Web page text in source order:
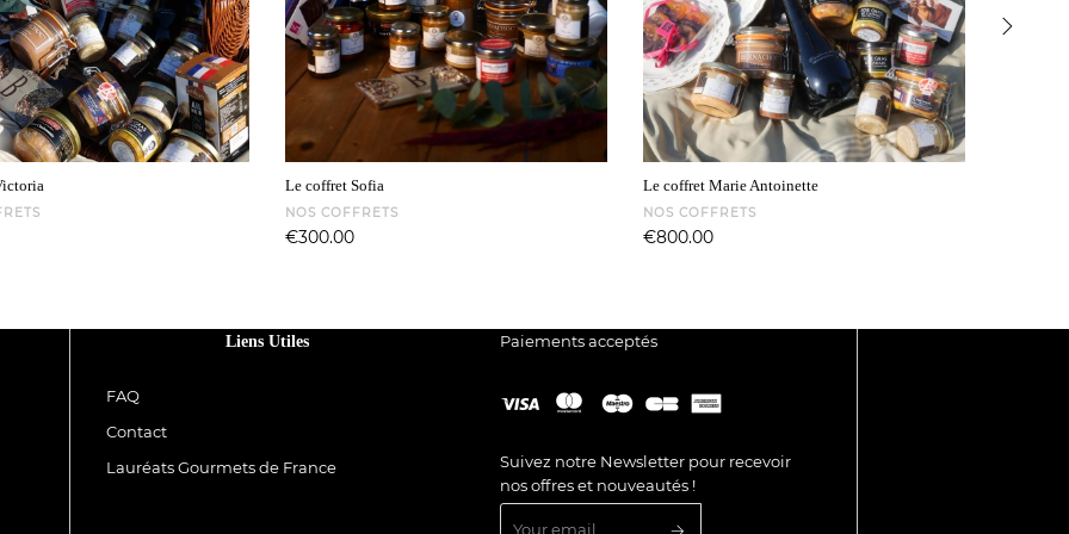
Le coffret Sofia
NOS COFFRETS
Price
€300.00
Le coffret Marie Antoinette
NOS COFFRETS
Price
€800.00
Liens Utiles
FAQ
Contact
Lauréats Gourmets de France
Paiements acceptés
Suivez notre Newsletter pour recevoir
nos offres et nouveautés !